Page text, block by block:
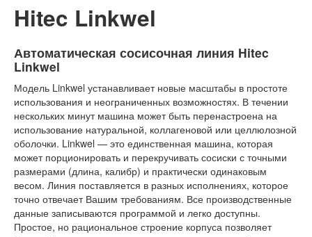
Hitec Linkwel
Автоматическая сосисочная линия Hitec
Linkwel
Модель Linkwel устанавливает новые масштабы в простоте
использования и неограниченных возможностях. В течении
нескольких минут машина может быть перенастроена на
использование натуральной, коллагеновой или целлюлозной
оболочки. Linkwel — это единственная машина, которая
может порционировать и перекручивать сосиски с точными
размерами (длина, калибр) и практически одинаковым
весом. Линия поставляется в разных исполнениях, которое
точно отвечает Вашим требованиям. Все производственные
данные записываются программой и легко доступны.
Простое, но рациональное строение корпуса позволяет